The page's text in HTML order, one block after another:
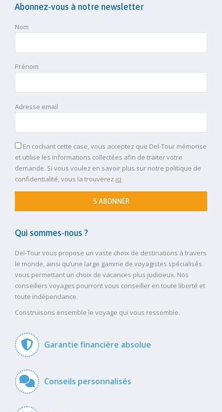
Abonnez-vous à notre newsletter
Nom
Prénom
Adresse email
En cochant cette case, vous acceptez que Del-Tour mémorise
et utilise les informations collectées afin de traiter votre
demande. Si vous voulez en savoir plus sur notre politique de
confidentialité, vous la trouverez ici
S'ABONNER
Qui sommes-nous ?
Del-Tour vous propose un vaste choix de destinations à travers
le monde, ainsi qu’une large gamme de voyagistes spécialisés
vous permettant un choix de vacances plus judicieux. Nos
conseillers voyages pourront vous conseiller en toute liberté et
toute indépendance.
Construisons ensemble le voyage qui vous ressemble.
Garantie financière absolue
Conseils personnalisés